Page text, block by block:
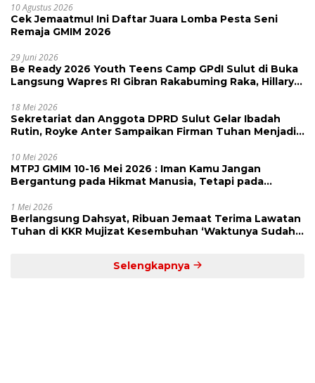
10 Agustus 2026
Cek Jemaatmu! Ini Daftar Juara Lomba Pesta Seni
Remaja GMIM 2026
29 Juni 2026
Be Ready 2026 Youth Teens Camp GPdI Sulut di Buka
Langsung Wapres RI Gibran Rakabuming Raka, Hillary
18 Mei 2026
Sekretariat dan Anggota DPRD Sulut Gelar Ibadah
Rutin, Royke Anter Sampaikan Firman Tuhan Menjadi
10 Mei 2026
MTPJ GMIM 10-16 Mei 2026 : Iman Kamu Jangan
Bergantung pada Hikmat Manusia, Tetapi pada
1 Mei 2026
Berlangsung Dahsyat, Ribuan Jemaat Terima Lawatan
Tuhan di KKR Mujizat Kesembuhan ‘Waktunya Sudah
Selengkapnya